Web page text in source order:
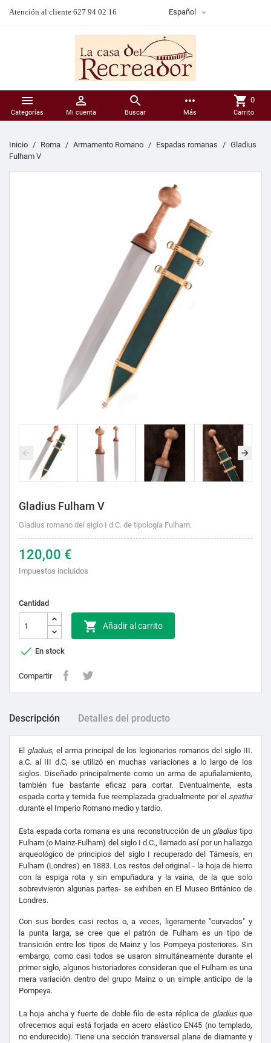
Atención al cliente 627 94 02 16 Español 

Categorías

Mi cuenta

Buscar
more_horiz
Más
shopping_cart 0
Carrito
Inicio Roma Armamento Romano Espadas romanas
Gladius
Fulham V
Gladius Fulham V
Gladius romano del siglo I d.C. de tipología Fulham.
120,00 €
Impuestos incluidos
Cantidad
 Añadir al carrito
 En stock
Compartir
Descripción Detalles del producto
El gladius, el arma principal de los legionarios romanos del siglo III.
a.C. al III d.C, se utilizó en muchas variaciones a lo largo de los
siglos. Diseñado principalmente como un arma de apuñalamiento,
también fue bastante eficaz para cortar. Eventualmente, esta
espada corta y temida fue reemplazada gradualmente por el spatha
durante el Imperio Romano medio y tardío.
Esta espada corta romana es una reconstrucción de un gladiustipo
Fulham (o Mainz-Fulham) del siglo I d.C., llamado así por un hallazgo
arqueológico de principios del siglo I recuperado del Támesis, en
Fulham (Londres) en 1883. Los restos del original - la hoja de hierro
con la espiga rota y sin empuñadura y la vaina, de la que solo
sobrevivieron algunas partes- se exhiben en El Museo Británico de
Londres.
Con sus bordes casi rectos o, a veces, ligeramente "curvados" y
la punta larga, se cree que el patrón de Fulham es un tipo de
transición entre los tipos de Mainz y los Pompeya posteriores. Sin
embargo, como casi todos se usaron simultáneamente durante el
primer siglo, algunos historiadores consideran que el Fulham es una
mera variación dentro del grupo Mainz o un simple anticipo de la
Pompeya.
La hoja ancha y fuerte de doble filo de esta réplica de gladiusque
ofrecemos aquí está forjada en acero elástico EN45 (no templado,
no endurecido). Tiene una sección transversal plana de diamante y